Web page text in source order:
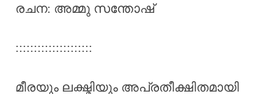
രചന: അമ്മു സന്തോഷ്
:::::::::::::::::::::
മീരയും ലക്ഷ്മിയും അപ്രതീക്ഷിതമായി